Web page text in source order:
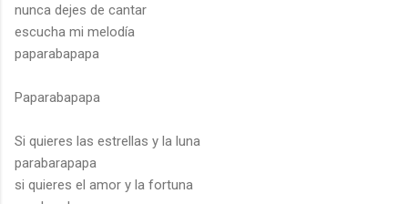
nunca dejes de cantar
escucha mi melodía
paparabapapa
Paparabapapa
Si quieres las estrellas y la luna
parabarapapa
si quieres el amor y la fortuna